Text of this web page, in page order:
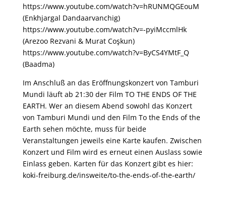
https://www.youtube.com/watch?v=hRUNMQGEouM
(Enkhjargal Dandaarvanchig)
https://www.youtube.com/watch?v=-pyiMccmlHk
(Arezoo Rezvani & Murat Coşkun)
https://www.youtube.com/watch?v=ByCS4YMtF_Q
(Baadma)
Im Anschluß an das Eröffnungskonzert von Tamburi
Mundi läuft ab 21:30 der Film TO THE ENDS OF THE
EARTH. Wer an diesem Abend sowohl das Konzert
von Tamburi Mundi und den Film To the Ends of the
Earth sehen möchte, muss für beide
Veranstaltungen jeweils eine Karte kaufen. Zwischen
Konzert und Film wird es erneut einen Auslass sowie
Einlass geben. Karten für das Konzert gibt es hier:
koki-freiburg.de/insweite/to-the-ends-of-the-earth/